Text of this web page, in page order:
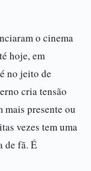
o cinema
hoje, em
no jeito de
cria tensão
mais presente ou
vezes tem uma
de fã. É